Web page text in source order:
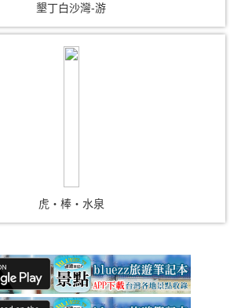
墾丁白沙灣-游
虎‧棒‧水泉